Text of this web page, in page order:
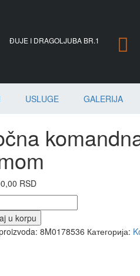
ĐUJE I DRAGOLJUBA BR.1
USLUGE GALERIJA
RSD
u korpu
8M0178536 Категорија: